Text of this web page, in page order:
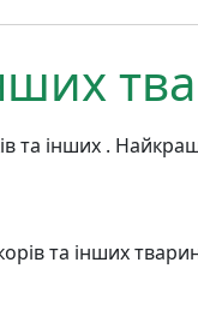
та інших .